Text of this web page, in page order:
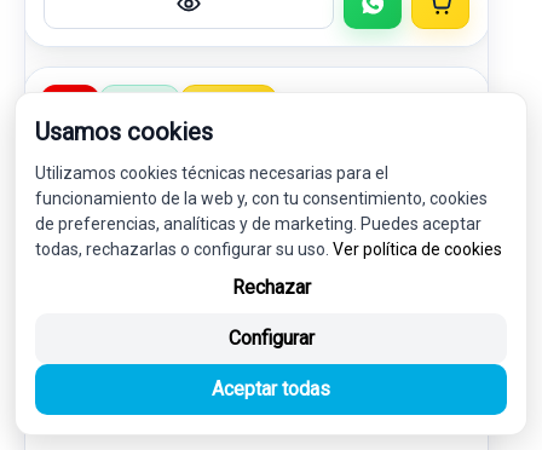
PANTALLA MULTIFUNCION 4N0919603B
Usamos cookies
Utilizamos cookies técnicas necesarias para el
funcionamiento de la web y, con tu consentimiento, cookies
de preferencias, analíticas y de marketing. Puedes aceptar
todas, rechazarlas o configurar su uso. Ver política de cookies
Rechazar
Configurar
Aceptar todas